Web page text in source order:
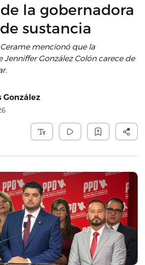
la gobernadora
sustancia
mencionó que la
González Colón carece de
González